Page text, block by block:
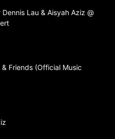
Lau & Aisyah Aziz @
& Friends (Official Music